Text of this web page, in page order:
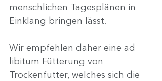
menschlichen Tagesplänen in
Einklang bringen lässt.
Wir empfehlen daher eine ad
libitum Fütterung von
Trockenfutter, welches sich die